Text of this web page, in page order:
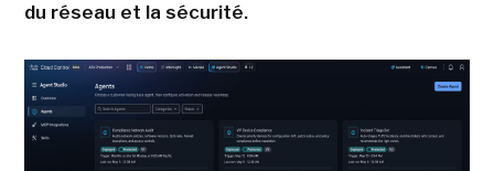
du réseau et la sécurité.